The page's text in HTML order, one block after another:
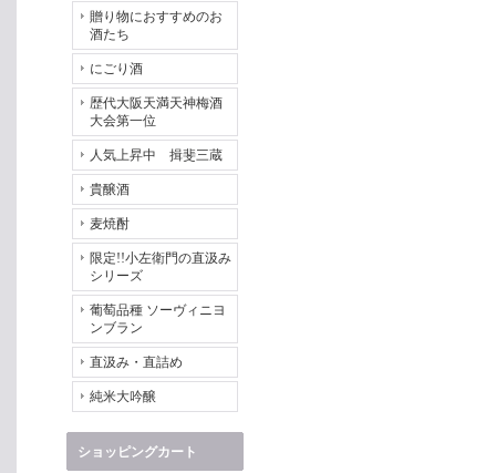
贈り物におすすめのお
酒たち
にごり酒
歴代大阪天満天神梅酒
大会第一位
人気上昇中 揖斐三蔵
貴醸酒
麦焼酎
限定!!小左衛門の直汲み
シリーズ
葡萄品種 ソーヴィニヨ
ンブラン
直汲み・直詰め
純米大吟醸
ショッピングカート